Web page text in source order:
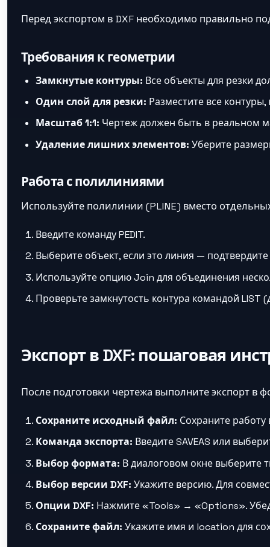
Перед экспортом в DXF необходимо правильно
Требования к геометрии
Замкнутые контуры: Все объекты для резки
Один слой для резки: Разместите все
Масштаб 1:1: Чертеж должен быть в реальном
Удаление лишних элементов: Уберите
Работа с полилиниями
Используйте полилинии (PLINE) вместо
Введите команду PEDIT.
Выберите объект, если это линия —
Используйте опцию Join для объединения
Проверьте замкнутость контура командой
Экспорт в DXF: пошаговая
После подготовки чертежа выполните экспорт в
Сохраните исходный файл: Сохраните
Команда экспорта: Введите SAVEAS или
Выбор формата: В диалоговом окне выберите
Выбор версии DXF: Укажите версию. Для
Опции DXF: Нажмите «Tools» → «Options».
Сохраните файл: Укажите имя и location для